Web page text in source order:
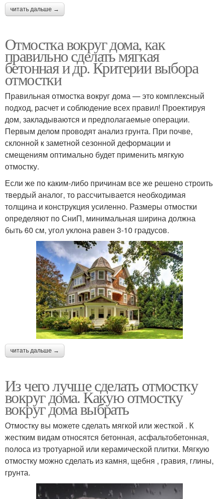
читать дальше →
Отмостка вокруг дома, как
правильно сделать мягкая
бетонная и др. Критерии выбора
отмостки
Правильная отмостка вокруг дома — это комплексный
подход, расчет и соблюдение всех правил! Проектируя
дом, закладываются и предполагаемые операции.
Первым делом проводят анализ грунта. При почве,
склонной к заметной сезонной деформации и
смещениям оптимально будет применить мягкую
отмостку.
Если же по каким-либо причинам все же решено строить
твердый аналог, то рассчитывается необходимая
толщина и конструкция усиленно. Размеры отмостки
определяют по СниП, минимальная ширина должна
быть 60 см, угол уклона равен 3-10 градусов.
читать дальше →
Из чего лучше сделать отмостку
вокруг дома. Какую отмостку
вокруг дома выбрать
Отмостку вы можете сделать мягкой или жесткой . К
жестким видам относятся бетонная, асфальтобетонная,
полоса из тротуарной или керамической плитки. Мягкую
отмостку можно сделать из камня, щебня , гравия, глины,
грунта.